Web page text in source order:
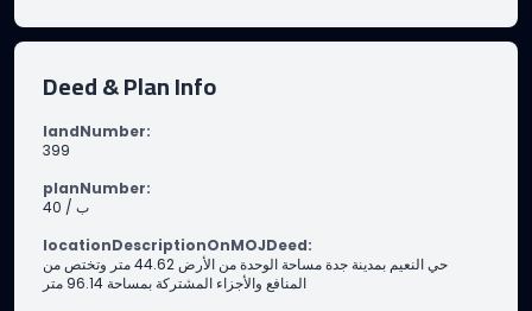
Deed & Plan Info
landNumber:
399
planNumber:
40 / ب
locationDescriptionOnMOJDeed:
حي النعيم بمدينة جدة مساحة الوحدة من الأرض 44.62 متر وتختص من
المنافع والأجزاء المشتركة بمساحة 96.14 متر